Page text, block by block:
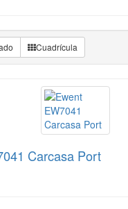
Cuadrícula
Carcasa Port